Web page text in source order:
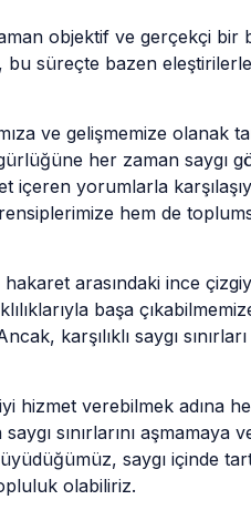
objektif ve gerçekçi bir
süreçte bazen eleştirilerle
ve gelişmemize olanak
her zaman saygı
içeren yorumlarla
hem de
hakaret arasındaki ince
başa
karşılıklı saygı
hizmet verebilmek adına
sınırlarını aşmamaya
saygı içinde
olabiliriz.